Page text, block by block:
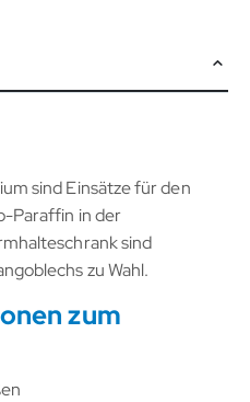
sind Einsätze für den
Paraffin in der
sind
zu Wahl.
zum